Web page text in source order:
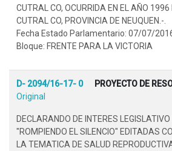
CUTRAL CO, OCURRIDA EN EL AÑO 1996
CUTRAL CO, PROVINCIA DE NEUQUEN.-.
Fecha Estado Parlamentario: 07/07/
Bloque: FRENTE PARA LA VICTORIA
D- 2094/16-17- 0 PROYECTO DE
Original
DECLARANDO DE INTERES
"ROMPIENDO EL SILENCIO" EDITADAS
LA TEMATICA DE SALUD